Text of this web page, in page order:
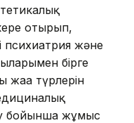
отырып,
психиатрия және
бірге
жаңа түрлерін
бойынша жұмыс